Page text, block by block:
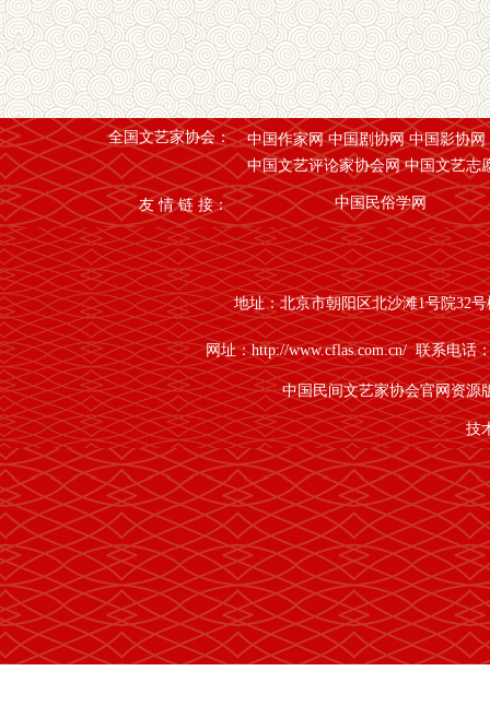
全国文艺家协会： 中国作家网中国剧协网中国影协网
中国文艺评论家协会网中国文艺志
友 情 链 接： 中国民俗学网
地址：北京市朝阳区北沙滩1号院32
网址：http://www.cflas.com.cn/ 联系电话
中国民间文艺家协会官网资源
技